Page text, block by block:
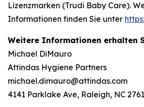
Lizenzmarken (Trudi Baby Care).
Informationen finden Sie unter
Weitere Informationen erhalten
Michael DiMauro
Attindas Hygiene Partners
michael.dimauro@attindas.com
4141 Parklake Ave, Raleigh, NC